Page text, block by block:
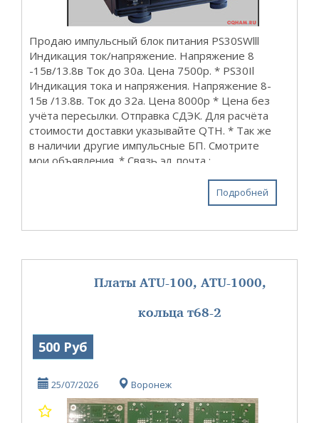
Продаю импульсный блок питания PS30SWlll
Индикация ток/напряжение. Напряжение 8
-15в/13.8в Ток до 30а. Цена 7500р. * PS30Il
Индикация тока и напряжения. Напряжение 8-
15в /13.8в. Ток до 32а. Цена 8000р * Цена без
учёта пересылки. Отправка СДЭК. Для расчёта
стоимости доставки указывайте QTH. * Так же
в наличии другие импульсные БП. Смотрите
мои объявления. * Связь эл. почта :
Подробней
Платы ATU-100, ATU-1000,
кольца т68-2
500 Руб
25/07/2026 Воронеж